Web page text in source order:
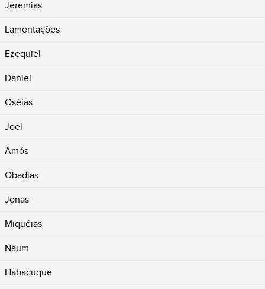
Jeremias
Lamentações
Ezequiel
Daniel
Oséias
Joel
Amós
Obadias
Jonas
Miquéias
Naum
Habacuque